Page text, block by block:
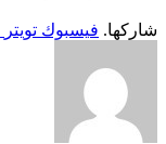
شاركها. فيسبوك تويتر